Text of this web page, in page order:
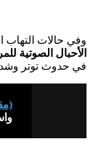
وفي حالات التهاب
الأحبال الصوتية
في حدوث توتر وشد